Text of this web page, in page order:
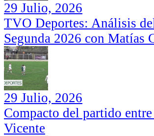
29 Julio, 2026
TVO Deportes: Análisis
Segunda 2026 con Matías
29 Julio, 2026
Compacto del partido
Vicente